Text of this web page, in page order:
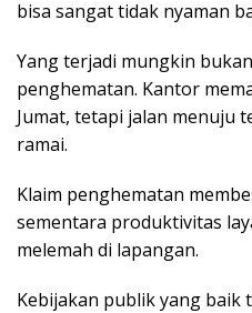
bisa sangat tidak nyaman
Yang terjadi mungkin
penghematan. Kantor
Jumat, tetapi jalan menuju
ramai.
Klaim penghematan
sementara produktivitas
melemah di lapangan.
Kebijakan publik yang baik